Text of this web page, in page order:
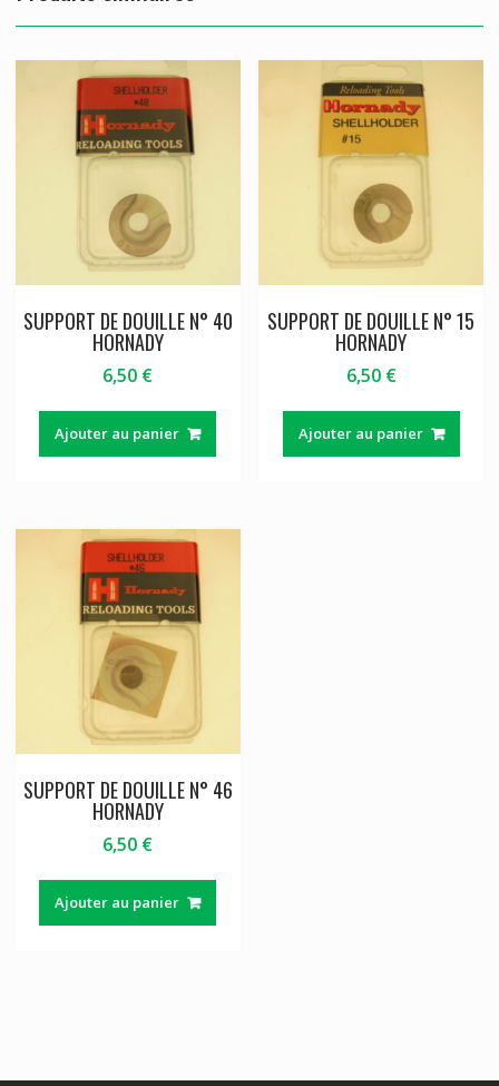
SUPPORT DE DOUILLE N° 40
HORNADY
6,50 €
Ajouter au panier
SUPPORT DE DOUILLE N° 15
HORNADY
6,50 €
Ajouter au panier
SUPPORT DE DOUILLE N° 46
HORNADY
6,50 €
Ajouter au panier